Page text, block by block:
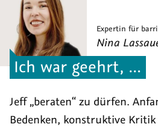
Ich war geehrt, …
Jeff „beraten“ zu dürfen.
Bedenken, konstruktive
Expertin für
Nina